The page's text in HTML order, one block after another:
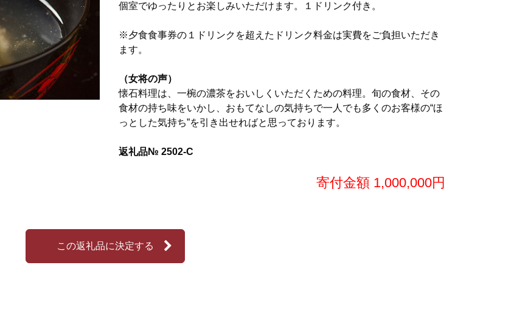
個室でゆったりとお楽しみいただけます。１ドリンク付き。
※夕食食事券の１ドリンクを超えたドリンク料金は実費をご負担いただき
ます。
（女将の声）
懐石料理は、一椀の濃茶をおいしくいただくための料理。旬の食材、その
食材の持ち味をいかし、おもてなしの気持ちで一人でも多くのお客様の“ほ
っとした気持ち”を引き出せればと思っております。
返礼品№ 2502-C
寄付金額 1,000,000円
この返礼品に決定する